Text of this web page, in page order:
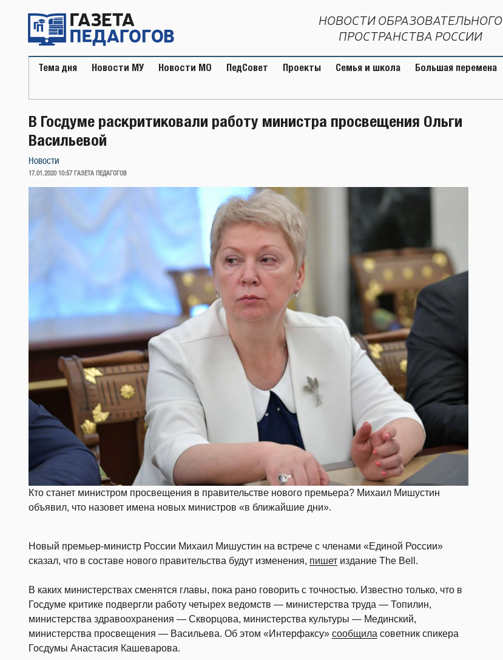
содержимому
НОВОСТИ ОБРАЗОВАТЕЛЬНОГО
ПРОСТРАНСТВА РОССИИ
Тема дня Новости МУ Новости МО ПедСовет Проекты Семья и школа Большая перемена
В Госдуме раскритиковали работу министра просвещения Ольги
Васильевой
Новости
ОПУБЛИКОВАНО
17.01.2020 10:57 ГАЗЕТА ПЕДАГОГОВ
Кто станет министром просвещения в правительстве нового премьера? Михаил Мишустин
объявил, что назовет имена новых министров «в ближайшие дни».
Новый премьер-министр России Михаил Мишустин на встрече с членами «Единой России»
сказал, что в составе нового правительства будут изменения, пишет издание The Bell.
В каких министерствах сменятся главы, пока рано говорить с точностью. Известно только, что в
Госдуме критике подвергли работу четырех ведомств — министерства труда — Топилин,
министерства здравоохранения — Скворцова, министерства культуры — Мединский,
министерства просвещения — Васильева. Об этом «Интерфаксу» сообщила советник спикера
Госдумы Анастасия Кашеварова.